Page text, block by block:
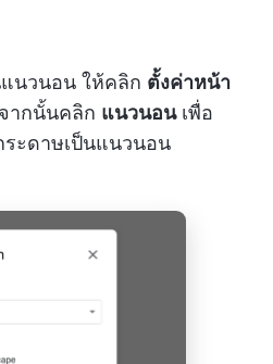
นวนอน ให้คลิก ตั้งค่าหน้า
ากนั้นคลิก แนวนอนเพื่อ
ะดาษเป็นแนวนอน